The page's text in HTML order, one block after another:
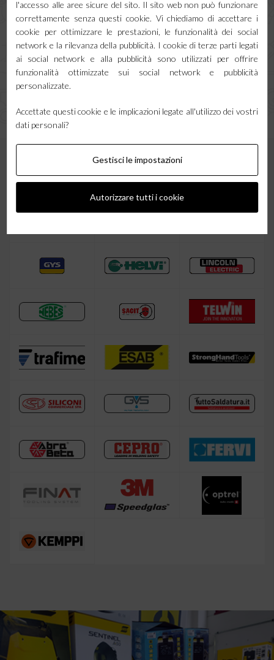
Carrozzeria
Taglio plasma
Tutti gli utensili e accessori di Saldatura
Tutta la Protezione del saldatore
Bombola di gas per saldatura
Saldatrice TELWIN
Saldatrice ESAB
Saldatrice HELVI
Saldatrice per alluminio
Saldatrice a filo animato
Saldatrice Fai da te
Attrezzatura complementare alla saldatura
Occasioni
Maschera per saldare autoscurante
Maschera saldatura professionale
Professionale
Facebook
Canale Youtube
l'accesso alle aree sicure del sito. Il sito web non può funzionare
correttamente senza questi cookie. Vi chiediamo di accettare i
cookie per ottimizzare le prestazioni, le funzionalità dei social
network e la rilevanza della pubblicità. I cookie di terze parti legati
ai social network e alla pubblicità sono utilizzati per offrire
funzionalità ottimizzate sui social network e pubblicità
personalizzate.
Accettate questi cookie e le implicazioni legate all'utilizzo dei vostri
dati personali?
Gestisci le impostazioni
Autorizzare tutti i cookie